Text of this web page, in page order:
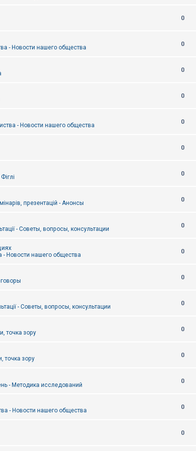
0
- Новости нашего общества 0
0
0
- Новости нашего общества 0
0
0
презентацій - Анонсы 0
- Советы, вопросы, консультации 0
- Новости нашего общества 0
0
- Советы, вопросы, консультации 0
точка зору 0
точка зору 0
- Методика исследований
0
- Новости нашего общества 0
0